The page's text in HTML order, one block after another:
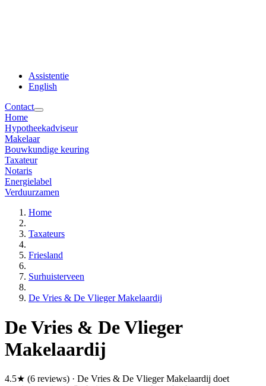
Assistentie
English
Contact
Home
Hypotheekadviseur
Makelaar
Bouwkundige keuring
Taxateur
Notaris
Energielabel
Verduurzamen
Home
Taxateurs
Friesland
Surhuisterveen
De Vries & De Vlieger Makelaardij
De Vries & De Vlieger
Makelaardij
4.5★ (6 reviews) · De Vries & De Vlieger Makelaardij doet